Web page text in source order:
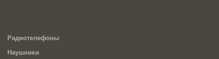
Радиотелефоны
Наушники